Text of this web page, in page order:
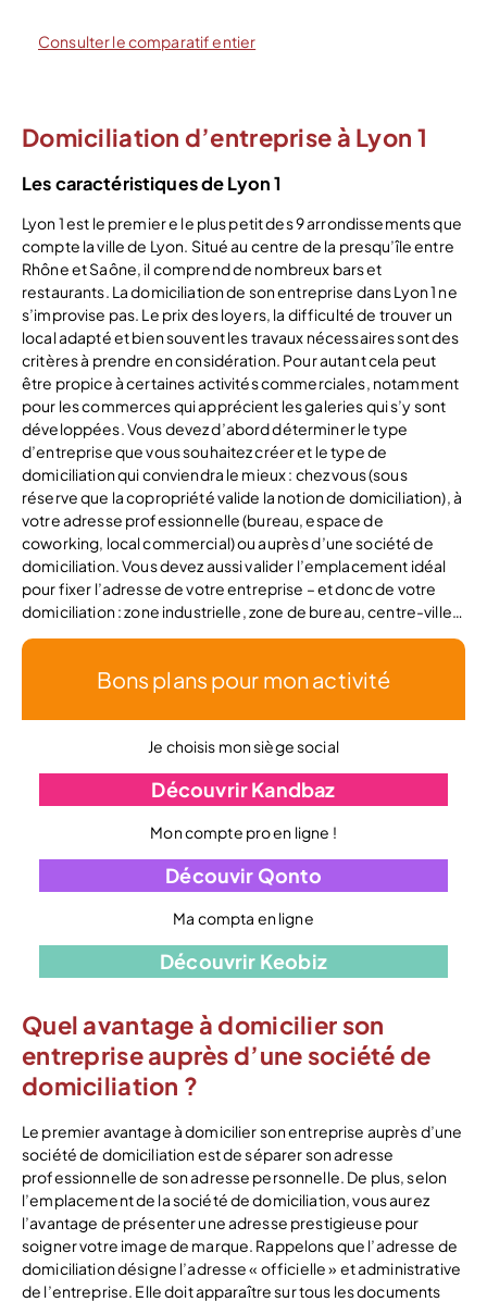
Consulter le comparatif entier
Domiciliation d’entreprise à Lyon 1
Les caractéristiques de Lyon 1
Lyon 1 est le premier e le plus petit des 9 arrondissements que
compte la ville de Lyon. Situé au centre de la presqu’île entre
Rhône et Saône, il comprend de nombreux bars et
restaurants. La domiciliation de son entreprise dans Lyon 1 ne
s’improvise pas. Le prix des loyers, la difficulté de trouver un
local adapté et bien souvent les travaux nécessaires sont des
critères à prendre en considération. Pour autant cela peut
être propice à certaines activités commerciales, notamment
pour les commerces qui apprécient les galeries qui s’y sont
développées. Vous devez d’abord déterminer le type
d’entreprise que vous souhaitez créer et le type de
domiciliation qui conviendra le mieux : chez vous (sous
réserve que la copropriété valide la notion de domiciliation), à
votre adresse professionnelle (bureau, espace de
coworking, local commercial) ou auprès d’une société de
domiciliation. Vous devez aussi valider l’emplacement idéal
pour fixer l’adresse de votre entreprise – et donc de votre
domiciliation : zone industrielle, zone de bureau, centre-ville…
Bons plans pour mon activité
Je choisis mon siège social
Découvrir Kandbaz
Mon compte pro en ligne !
Découvir Qonto
Ma compta en ligne
Découvrir Keobiz
Quel avantage à domicilier son
entreprise auprès d’une société de
domiciliation ?
Le premier avantage à domicilier son entreprise auprès d’une
société de domiciliation est de séparer son adresse
professionnelle de son adresse personnelle. De plus, selon
l’emplacement de la société de domiciliation, vous aurez
l’avantage de présenter une adresse prestigieuse pour
soigner votre image de marque. Rappelons que l’adresse de
domiciliation désigne l’adresse « officielle » et administrative
de l’entreprise. Elle doit apparaître sur tous les documents